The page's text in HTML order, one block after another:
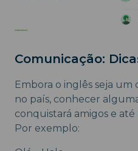
Comunicação:
Embora o inglês seja um
no país, conhecer
conquistará amigos e
Por exemplo: